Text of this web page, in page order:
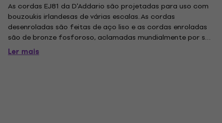
As cordas EJ81 da D'Addario são projetadas para uso com
bouzoukis irlandesas de várias escalas. As cordas
desenroladas são feitas de aço liso e as cordas enroladas
são de bronze fosforoso, aclamadas mundialmente por seu
grande tom de longa duração. Tom extra-brilhante
misturado com fundo e projeção final inferior. Calibres de
Ler mais